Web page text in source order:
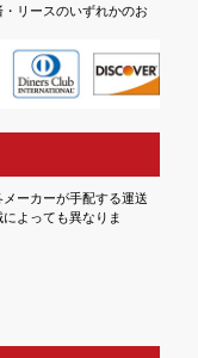
リースのいずれかのお
ーカーが手配する運送
よっても異なりま